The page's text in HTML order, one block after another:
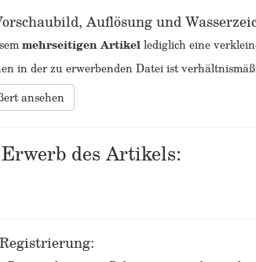
Auflösung und
mehrseitigen Artikellediglich eine
in der zu erwerbenden Datei ist
ansehen
des Artikels: